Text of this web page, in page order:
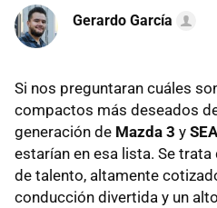
Gerardo García
Si nos preguntaran cuáles
compactos más deseados
generación de Mazda 3 y
estarían en esa lista. Se
de talento, altamente
conducción divertida y un